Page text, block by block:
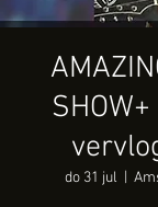
do 31 jul